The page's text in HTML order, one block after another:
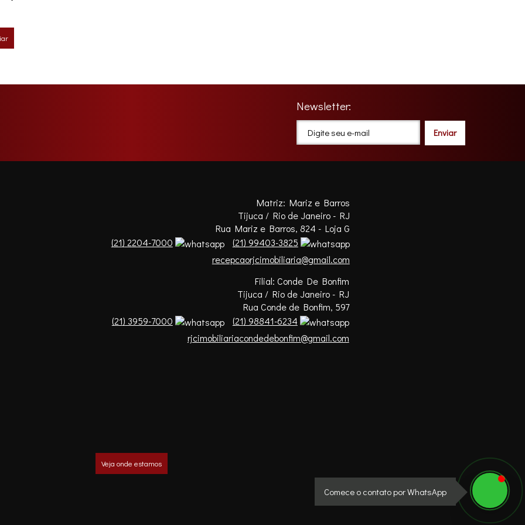
Newsletter:
Matriz: Mariz e Barros
Tijuca / Rio de Janeiro - RJ
Rua Mariz e Barros, 824 - Loja G
(21) 2204-7000 (21) 99403-3825
recepcaorjcimobiliaria@gmail.com
Filial: Conde De Bonfim
Tijuca / Rio de Janeiro - RJ
Rua Conde de Bonfim, 597
(21) 3959-7000 (21) 98841-6234
rjcimobiliariacondedebonfim@gmail.com
Veja onde estamos
Comece o contato por WhatsApp